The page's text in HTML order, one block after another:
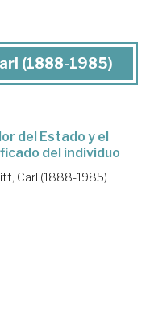
(1888-1985)
del Estado y el
del individuo
Carl (1888-1985)